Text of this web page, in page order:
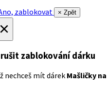
zablokovat
× Zpět
zablokování dárku
nechceš mít dárek Mašličky